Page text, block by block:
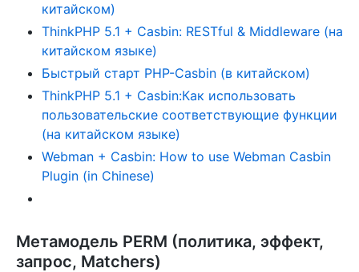
китайском)
ThinkPHP 5.1 + Casbin: RESTful & Middleware (на
китайском языке)
Быстрый старт PHP-Casbin (в китайском)
ThinkPHP 5.1 + Casbin:Как использовать
пользовательские соответствующие функции
(на китайском языке)
Webman + Casbin: How to use Webman Casbin
Plugin (in Chinese)
Метамодель PERM (политика, эффект,
запрос, Matchers)